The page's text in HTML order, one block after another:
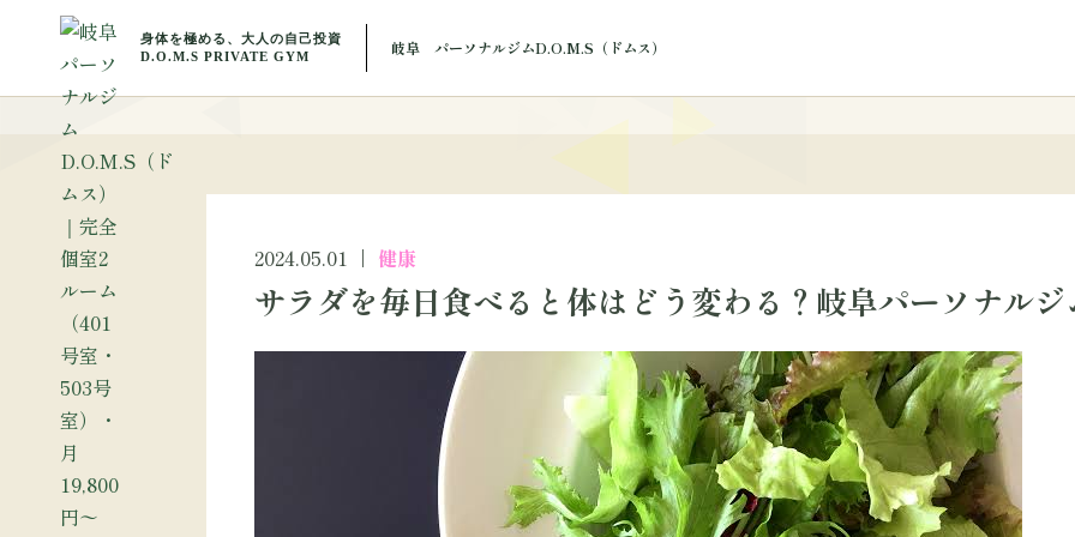
岐阜 パーソナルジムD.O.M.S（ドムス）
ブログ
2024.05.01 健康
サラダを毎日食べると体はどう変わる？岐阜パーソナル